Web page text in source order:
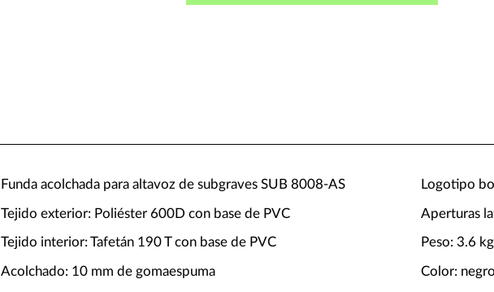
Funda acolchada para altavoz de subgraves SUB 8008-AS
Tejido exterior: Poliéster 600D con base de PVC
Tejido interior: Tafetán 190 T con base de PVC
Acolchado: 10 mm de gomaespuma
Logotipo
Aperturas
Peso: 3.6 kg
Color: negro